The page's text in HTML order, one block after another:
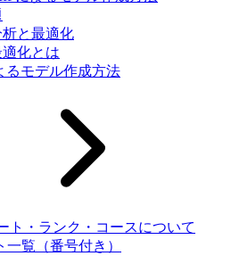
と最適化
化とは
るモデル作成方法
ト・ランク・コースについて
一覧（番号付き）